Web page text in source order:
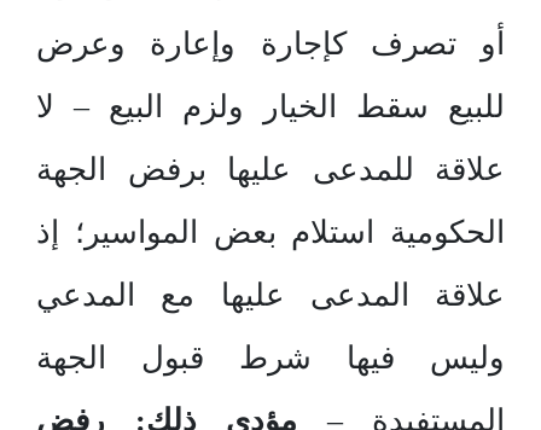
أو تصرف كإجارة وإعارة وعرض
للبيع سقط الخيار ولزم البيع – لا
علاقة للمدعى عليها برفض الجهة
الحكومية استلام بعض المواسير؛ إذ
علاقة المدعى عليها مع المدعي
وليس فيها شرط قبول الجهة
المستفيدة – مؤدى ذلك: رفض